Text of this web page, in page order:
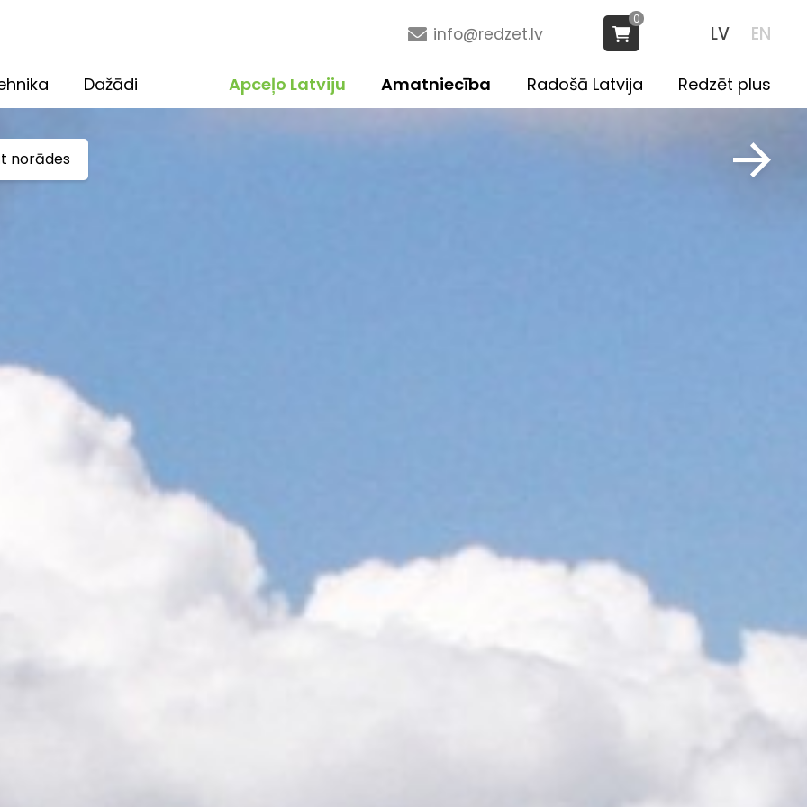
LV EN
info@redzet.lv
0
Dažādi Redzēt plus
Radošā Latvija
Amatniecība
Apceļo Latviju
norādes